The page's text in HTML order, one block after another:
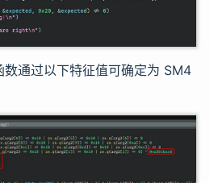
数通过以下特征值可确定为 SM4